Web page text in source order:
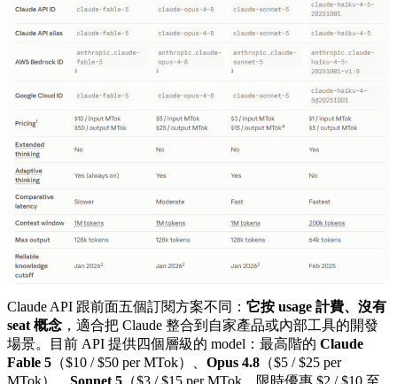
Claude API 跟前面五個訂閱方案不同： 它按 usage 計費、沒有
seat 概念 ，適合把 Claude 整合到自家產品或內部工具的開發
場景。目前 API 提供四個層級的 model：最高階的 Claude
Fable 5 （$10 / $50 per MTok）、 Opus 4.8 （$5 / $25 per
MTok）、 Sonnet 5 （$3 / $15 per MTok，限時優惠 $2 / $10 至